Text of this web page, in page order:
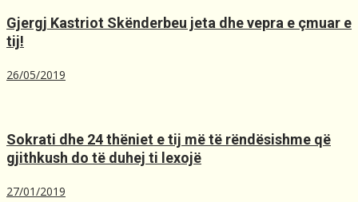
Gjergj Kastriot Skënderbeu jeta dhe vepra e çmuar e
tij!
26/05/2019
Sokrati dhe 24 thëniet e tij më të rëndësishme që
gjithkush do të duhej ti lexojë
27/01/2019